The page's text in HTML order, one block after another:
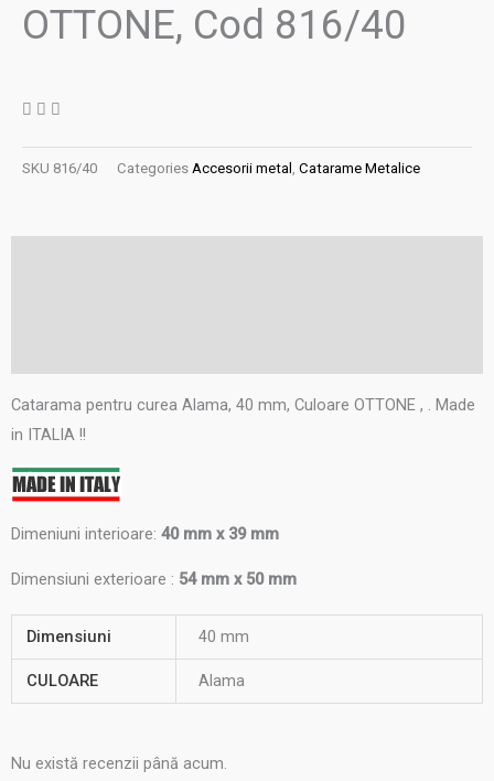
OTTONE, Cod 816/40
SKU 816/40 Categories Accesorii metal Catarame Metalice
Catarama pentru curea Alama, 40 mm, Culoare OTTONE , . Made
in ITALIA !!
Dimeniuni interioare: 40 mm x 39 mm
Dimensiuni exterioare : 54 mm x 50 mm
Dimensiuni 40 mm
CULOARE Alama
Nu există recenzii până acum.